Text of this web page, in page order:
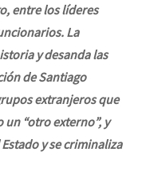
entre los líderes
La
y desanda las
de Santiago
extranjeros que
“otro externo”, y
y se criminaliza